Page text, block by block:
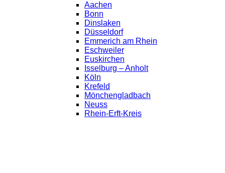
Aachen
Bonn
Dinslaken
Düsseldorf
Emmerich am Rhein
Eschweiler
Euskirchen
Isselburg – Anholt
Köln
Krefeld
Mönchengladbach
Neuss
Rhein-Erft-Kreis